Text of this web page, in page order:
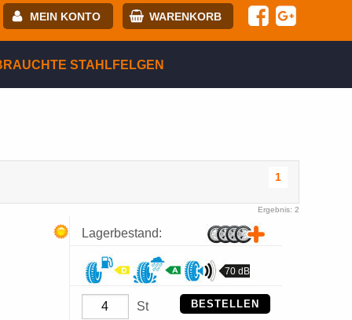
MEIN KONTO WARENKORB
ANMELDEN
STAHLFELGEN
1
Ergebnis: 2
Lagerbestand:
70 dB
St BESTELLEN